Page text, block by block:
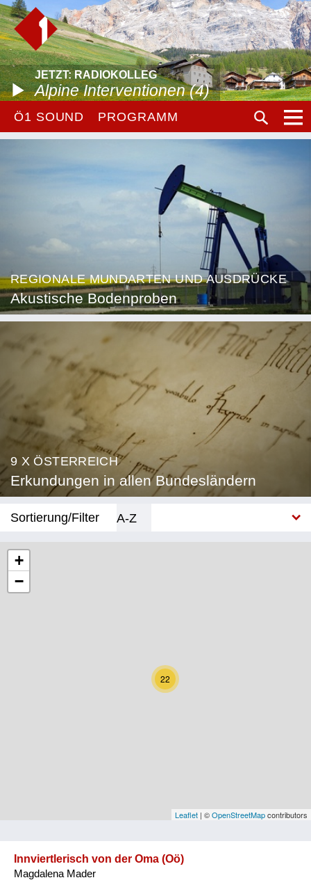
JETZT: RADIOKOLLEG
Alpine Interventionen (4)
Ö1 SOUND PROGRAMM
REGIONALE MUNDARTEN UND AUSDRÜCKE
Akustische Bodenproben
9 X ÖSTERREICH
Erkundungen in allen Bundesländern
Sortierung/Filter
A-Z
Niederösterreich
Oberösterreich
Vorarlberg
22
+
−
Leaflet | ©OpenStreetMapcontributors
Innviertlerisch von der Oma (Oö)
Magdalena Mader